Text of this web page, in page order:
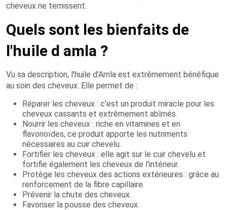
cheveux ne ternissent.
Quels sont les bienfaits de
l'huile d amla ?
Vu sa description, l'huile d'Amla est extrêmement bénéfique
au soin des cheveux. Elle permet de :
Réparer les cheveux : c'est un produit miracle pour les
cheveux cassants et extrêmement abîmés.
Nourrir les cheveux : riche en vitamines et en
flavonoïdes, ce produit apporte les nutriments
nécessaires au cuir chevelu.
Fortifier les cheveux : elle agit sur le cuir chevelu et
fortifie également les cheveux de l'intérieur.
Protège les cheveux des actions extérieures : grâce au
renforcement de la fibre capillaire.
Prévenir la chute des cheveux.
Favoriser la pousse des cheveux.